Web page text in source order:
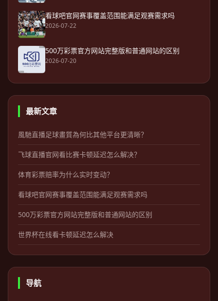
看球吧官网赛事覆盖范围能满足观赛需求吗
2026-07-22
500万彩票官方网站完整版和普通网站的区别
2026-07-20
最新文章
風馳直播足球畫質為何比其他平台更清晰？
飞球直播官网看比赛卡顿延迟怎么解决？
体育彩票赔率为什么实时变动？
看球吧官网赛事覆盖范围能满足观赛需求吗
500万彩票官方网站完整版和普通网站的区别
世界杯在线看卡顿延迟怎么解决
导航